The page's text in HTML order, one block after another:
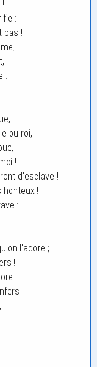
:
pas !
:
ou roi,
!
d'esclave !
honteux !
:
l'adore ;
!
!